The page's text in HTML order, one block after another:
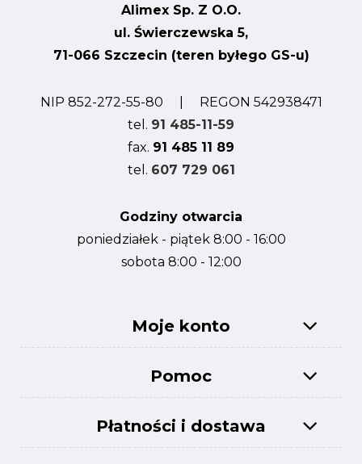
Alimex Sp. Z O.O.
ul. Świerczewska 5,
71-066 Szczecin (teren byłego GS-u)
NIP 852-272-55-80 | REGON 542938471
tel. 91 485-11-59
fax. 91 485 11 89
tel. 607 729 061
Godziny otwarcia
poniedziałek - piątek 8:00 - 16:00
sobota 8:00 - 12:00
Moje konto
Pomoc
Płatności i dostawa